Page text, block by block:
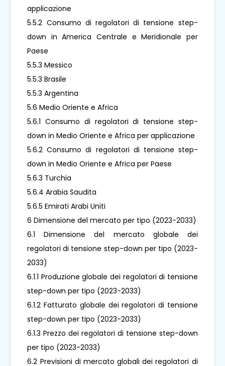
applicazione
5.5.2 Consumo di regolatori di tensione step-
down in America Centrale e Meridionale per
Paese
5.5.3 Messico
5.5.3 Brasile
5.5.3 Argentina
5.6 Medio Oriente e Africa
5.6.1 Consumo di regolatori di tensione step-
down in Medio Oriente e Africa per applicazione
5.6.2 Consumo di regolatori di tensione step-
down in Medio Oriente e Africa per Paese
5.6.3 Turchia
5.6.4 Arabia Saudita
5.6.5 Emirati Arabi Uniti
6 Dimensione del mercato per tipo (2023-2033)
6.1 Dimensione del mercato globale dei
regolatori di tensione step-down per tipo (2023-
2033)
6.1.1 Produzione globale dei regolatori di tensione
step-down per tipo (2023-2033)
6.1.2 Fatturato globale dei regolatori di tensione
step-down per tipo (2023-2033)
6.1.3 Prezzo dei regolatori di tensione step-down
per tipo (2023-2033)
6.2 Previsioni di mercato globali dei regolatori di